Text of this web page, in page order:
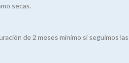
secas.
de 2 meses mínimo si seguimos las